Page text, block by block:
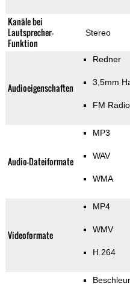
Kanäle bei
Lautsprecher-
Funktion
Stereo
Audioeigenschaften
Redner
3,5mm
FM Radio
Audio-Dateiformate
MP3
WAV
WMA
Videoformate
MP4
WMV
H.264